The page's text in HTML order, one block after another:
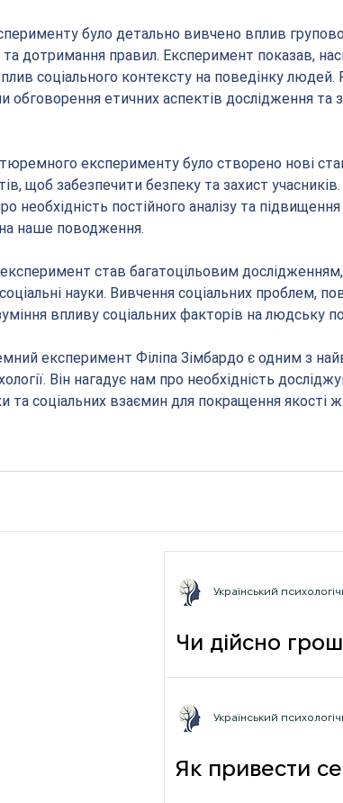
було детально вивчено вплив
та дотримання правил. Експеримент показав,
соціального контексту на поведінку людей.
обговорення етичних аспектів дослідження та
експерименту було створено нові
щоб забезпечити безпеку та захист
необхідність постійного аналізу та
на наше поводження.
став багатоцільовим
науки. Вивчення соціальних проблем,
впливу соціальних факторів на людську
експеримент Філіпа Зімбардо є одним з
Він нагадує нам про необхідність
та соціальних взаємин для покращення якості
Чи дійсно
фрази
Український
Як привести
Український